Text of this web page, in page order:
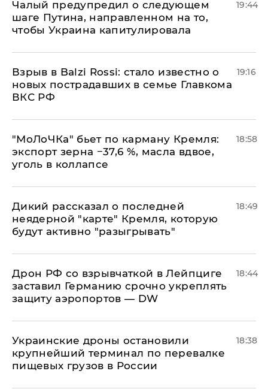
Чалый предупредил о следующем
шаге Путина, направленном на то,
чтобы Украина капитулировала
19:44
Взрыв в Balzi Rossi: стало известно о
новых пострадавших в семье Главкома
ВКС РФ
19:16
​"МоЛоЧКа" бьет по карману Кремля:
экспорт зерна −37,6 %, масла вдвое,
уголь в коллапсе
18:58
Дикий рассказал о последней
неядерной "карте" Кремля, которую
будут активно "разыгрывать"
18:49
​Дрон РФ со взрывчаткой в Лейпциге
заставил Германию срочно укреплять
защиту аэропортов — DW
18:44
Украинские дроны остановили
крупнейший терминал по перевалке
пищевых грузов в России
18:38